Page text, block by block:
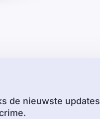
de nieuwste updates